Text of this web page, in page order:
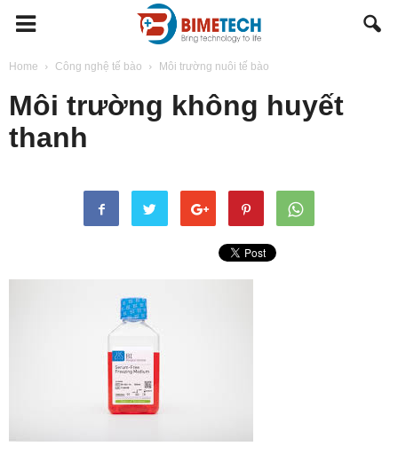
BIMETECH
Home Công nghệ tế bào Môi trường nuôi tế bào
Môi trường không huyết
thanh